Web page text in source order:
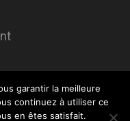
Mentions légales
garantir la meilleure
continuez à utiliser ce
en êtes satisfait.